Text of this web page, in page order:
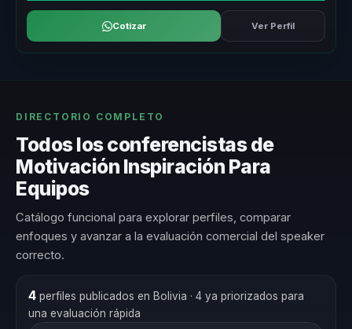
Cotizar Ver Perfil
DIRECTORIO COMPLETO
Todos los conferencistas de
Motivación Inspiración Para
Equipos
Catálogo funcional para explorar perfiles, comparar
enfoques y avanzar a la evaluación comercial del speaker
correcto.
4perfiles publicados en Bolivia · 4 ya priorizados para
una evaluación rápida